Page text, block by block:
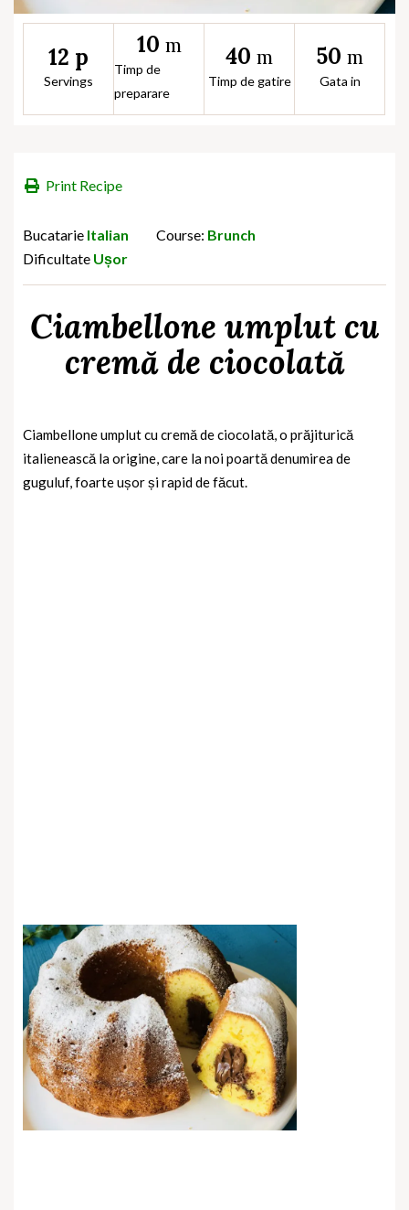
12 p
Servings
10 m
Timp de
preparare
40 m
Timp de gatire
50 m
Gata in
Print Recipe
Bucatarie Italian Course: Brunch
Dificultate Ușor
Ciambellone umplut cu
cremă de ciocolată
Ciambellone umplut cu cremă de ciocolată, o prăjiturică
italienească la origine, care la noi poartă denumirea de
guguluf, foarte ușor și rapid de făcut.